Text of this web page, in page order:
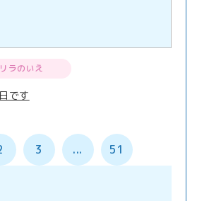
リラのいえ
です
3 ... 51